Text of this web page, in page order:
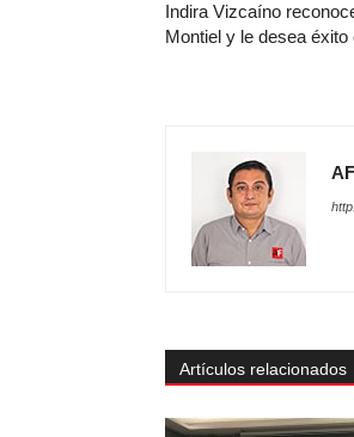
Indira Vizcaíno
Montiel y le desea éxito
Artículos relacionados